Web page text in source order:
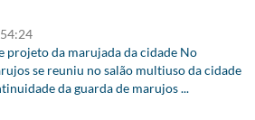
projeto da marujada da cidade No
se reuniu no salão multiuso da cidade
da guarda de marujos ...